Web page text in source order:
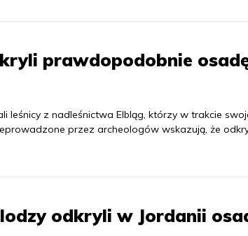
prawdopodobnie
leśnicy z nadleśnictwa Elbląg, którzy w trakcie
przez archeologów wskazują, że
odkryli w Jordanii